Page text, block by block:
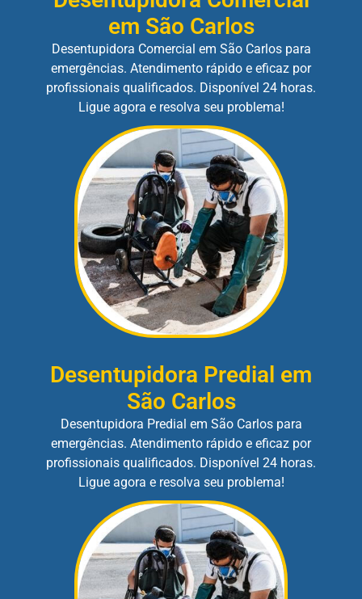
em São Carlos
Desentupidora Comercial em São Carlos para
emergências. Atendimento rápido e eficaz por
profissionais qualificados. Disponível 24 horas.
Ligue agora e resolva seu problema!
Desentupidora Predial em
São Carlos
Desentupidora Predial em São Carlos para
emergências. Atendimento rápido e eficaz por
profissionais qualificados. Disponível 24 horas.
Ligue agora e resolva seu problema!